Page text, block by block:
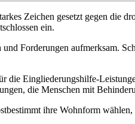
Zeichen gesetzt gegen die
ein.
Forderungen aufmerksam.
Eingliederungshilfe-
die Menschen mit
ihre Wohnform